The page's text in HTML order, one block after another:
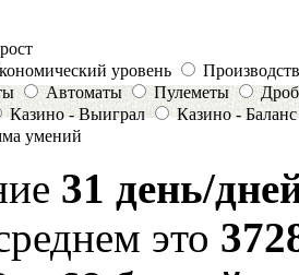
уровень
Автоматы Пулеметы
Казино - Выиграл
Казино - Баланс
умений
31 день/
это